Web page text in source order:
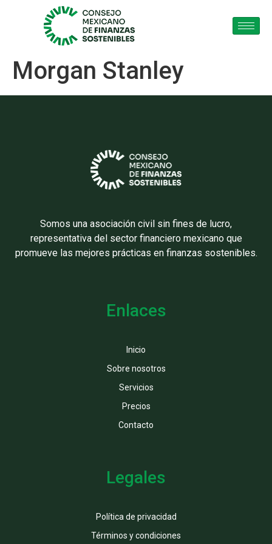
Morgan Stanley
Somos una asociación civil sin fines de lucro,
representativa del sector financiero mexicano que
promueve las mejores prácticas en finanzas sostenibles.
Enlaces
Inicio
Sobre nosotros
Servicios
Precios
Contacto
Legales
Política de privacidad
Términos y condiciones